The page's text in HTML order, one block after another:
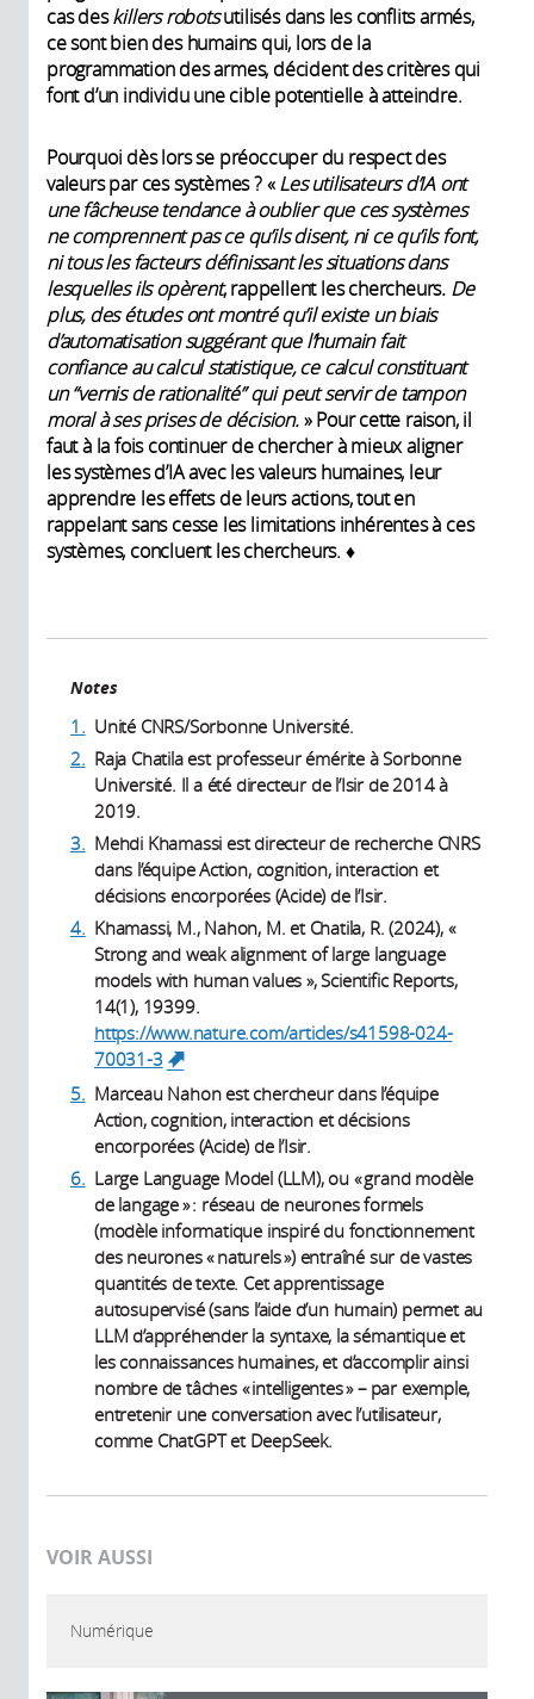
cas deskillers robotsutilisés dans les conflits armés,
ce sont bien des humains qui, lors de la
programmation des armes, décident des critères qui
font d’un individu une cible potentielle à atteindre.
Pourquoi dès lors se préoccuper du respect des
valeurs par ces systèmes ? «Les utilisateurs d’IA ont
une fâcheuse tendance à oublier que ces systèmes
ne comprennent pas ce qu’ils disent, ni ce qu’ils font,
ni tous les facteurs définissant les situations dans
lesquelles ils opèrent, rappellent les chercheurs. De
plus, des études ont montré qu’il existe un biais
d’automatisation suggérant que l’humain fait
confiance au calcul statistique, ce calcul constituant
un “vernis de rationalité” qui peut servir de tampon
moral à ses prises de décision.» Pour cette raison, il
faut à la fois continuer de chercher à mieux aligner
les systèmes d’IA avec les valeurs humaines, leur
apprendre les effets de leurs actions, tout en
rappelant sans cesse les limitations inhérentes à ces
systèmes, concluent les chercheurs. ♦
Notes
1. Unité CNRS/Sorbonne Université.
2. Raja Chatila est professeur émérite à Sorbonne
Université. Il a été directeur de l’Isir de 2014 à
2019.
3. Mehdi Khamassi est directeur de recherche CNRS
dans l’équipe Action, cognition, interaction et
décisions encorporées (Acide) de l’Isir.
4. Khamassi, M., Nahon, M. et Chatila, R. (2024), «
Strong and weak alignment of large language
models with human values », Scientific Reports,
14(1), 19399.
https://www.nature.com/articles/s41598-024-
70031-3
(link is external)
5. Marceau Nahon est chercheur dans l’équipe
Action, cognition, interaction et décisions
encorporées (Acide) de l’Isir.
6. Large Language Model (LLM), ou « grand modèle
de langage » : réseau de neurones formels
(modèle informatique inspiré du fonctionnement
des neurones « naturels ») entraîné sur de vastes
quantités de texte. Cet apprentissage
autosupervisé (sans l’aide d’un humain) permet au
LLM d’appréhender la syntaxe, la sémantique et
les connaissances humaines, et d’accomplir ainsi
nombre de tâches « intelligentes » – par exemple,
entretenir une conversation avec l’utilisateur,
comme ChatGPT et DeepSeek.
VOIR AUSSI
Numérique